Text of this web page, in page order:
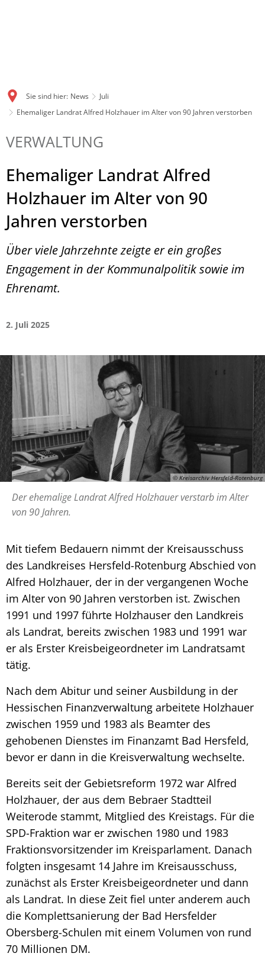
Sie sind hier: News
Juli
Ehemaliger Landrat Alfred Holzhauer im Alter von 90 Jahren verstorben
VERWALTUNG
Ehemaliger Landrat Alfred
Holzhauer im Alter von 90
Jahren verstorben
Über viele Jahrzehnte zeigte er ein großes
Engagement in der Kommunalpolitik sowie im
Ehrenamt.
2. Juli 2025
© Kreisarchiv Hersfeld-Rotenburg
Der ehemalige Landrat Alfred Holzhauer verstarb im Alter
von 90 Jahren.
Mit tiefem Bedauern nimmt der Kreisausschuss
des Landkreises Hersfeld-Rotenburg Abschied von
Alfred Holzhauer, der in der vergangenen Woche
im Alter von 90 Jahren verstorben ist. Zwischen
1991 und 1997 führte Holzhauser den Landkreis
als Landrat, bereits zwischen 1983 und 1991 war
er als Erster Kreisbeigeordneter im Landratsamt
tätig.
Nach dem Abitur und seiner Ausbildung in der
Hessischen Finanzverwaltung arbeitete Holzhauer
zwischen 1959 und 1983 als Beamter des
gehobenen Dienstes im Finanzamt Bad Hersfeld,
bevor er dann in die Kreisverwaltung wechselte.
Bereits seit der Gebietsreform 1972 war Alfred
Holzhauer, der aus dem Bebraer Stadtteil
Weiterode stammt, Mitglied des Kreistags. Für die
SPD-Fraktion war er zwischen 1980 und 1983
Fraktionsvorsitzender im Kreisparlament. Danach
folgten insgesamt 14 Jahre im Kreisausschuss,
zunächst als Erster Kreisbeigeordneter und dann
als Landrat. In diese Zeit fiel unter anderem auch
die Komplettsanierung der Bad Hersfelder
Obersberg-Schulen mit einem Volumen von rund
70 Millionen DM.